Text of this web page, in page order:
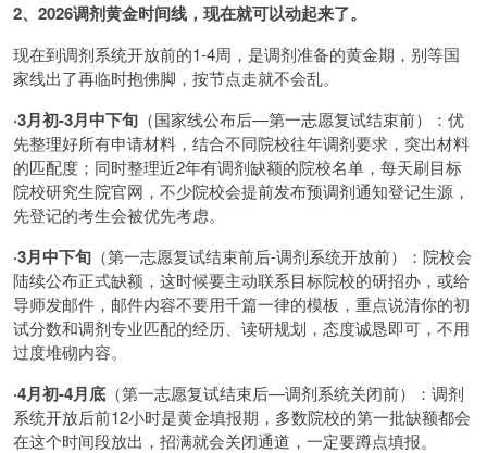
2、2026调剂黄金时间线，现在就可以动起来了。
现在到调剂系统开放前的1-4周，是调剂准备的黄金期，别等国
家线出了再临时抱佛脚，按节点走就不会乱。
·3月初-3月中下旬 （国家线公布后—第一志愿复试结束前）：优
先整理好所有申请材料，结合不同院校往年调剂要求，突出材料
的匹配度；同时整理近2年有调剂缺额的院校名单，每天刷目标
院校研究生院官网，不少院校会提前发布预调剂通知登记生源，
先登记的考生会被优先考虑。
·3月中下旬 （第一志愿复试结束前后-调剂系统开放前）：院校会
陆续公布正式缺额，这时候要主动联系目标院校的研招办，或给
导师发邮件，邮件内容不要用千篇一律的模板，重点说清你的初
试分数和调剂专业匹配的经历、读研规划，态度诚恳即可，不用
过度堆砌内容。
·4月初-4月底 （第一志愿复试结束后—调剂系统关闭前）：调剂
系统开放后前12小时是黄金填报期，多数院校的第一批缺额都会
在这个时间段放出，招满就会关闭通道，一定要蹲点填报。